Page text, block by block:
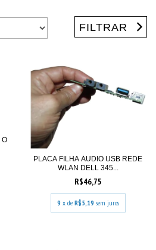
FILTRAR
O
PLACA FILHA ÁUDIO USB REDE
WLAN DELL 345...
R$46,75
9 x de R$5,19 sem juros